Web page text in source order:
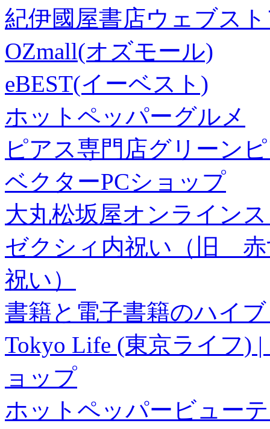
紀伊國屋書店ウェブス
OZmall(オズモール)
eBEST(イーベスト)
ホットペッパーグルメ
ピアス専門店グリーン
ベクターPCショップ
大丸松坂屋オンライン
ゼクシィ内祝い（旧 赤
祝い）
書籍と電子書籍のハイ
Tokyo Life (東京ライフ)
ョップ
ホットペッパービュー